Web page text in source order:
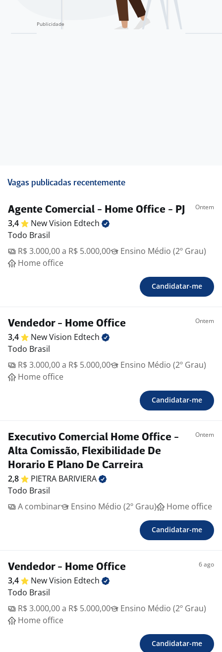
Vagas publicadas recentemente
Agente Comercial - Home Office - PJ Ontem
3,4 New Vision Edtech
Todo Brasil
R$ 3.000,00 a R$ 5.000,00
Ensino Médio (2º Grau)
Home office
Candidatar-me
Vendedor - Home Office Ontem
3,4 New Vision Edtech
Todo Brasil
R$ 3.000,00 a R$ 5.000,00
Ensino Médio (2º Grau)
Home office
Candidatar-me
Executivo Comercial Home Office -
Alta Comissão, Flexibilidade De
Horario E Plano De Carreira
Ontem
2,8 PIETRA BARIVIERA
Todo Brasil
A combinar
Ensino Médio (2º Grau) Home office
Candidatar-me
Vendedor - Home Office 6 ago
3,4 New Vision Edtech
Todo Brasil
R$ 3.000,00 a R$ 5.000,00
Ensino Médio (2º Grau)
Home office
Candidatar-me